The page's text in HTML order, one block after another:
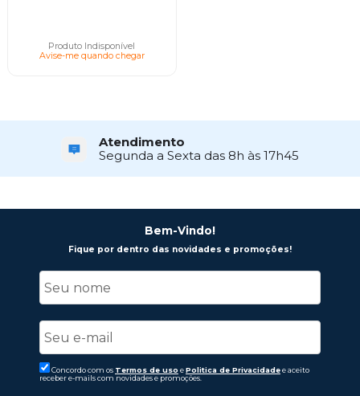
Produto Indisponível
Avise-me quando chegar
Atendimento
Segunda a Sexta das 8h às 17h45
Bem-Vindo!
Fique por dentro das novidades e promoções!
Concordo com os Termos de uso ePolitica de Privacidadee aceito
receber e-mails com novidades e promoções.